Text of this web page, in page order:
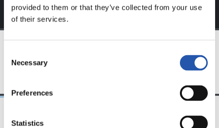
provided to them or that they’ve collected from your use
of their services.
Selection
Necessary
Preferences
Statistics